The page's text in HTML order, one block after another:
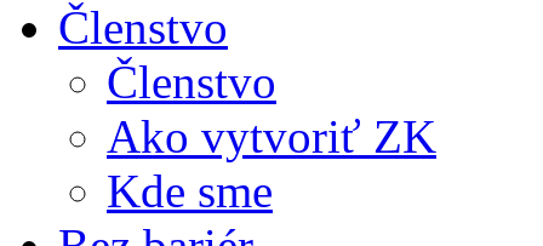
Členstvo
Členstvo
Ako vytvoriť ZK
Kde sme